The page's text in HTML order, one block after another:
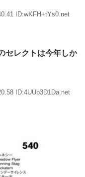
ID:wKFH+tYs0.net
セレクトは今年しか
ID:4UUb3D1Da.net